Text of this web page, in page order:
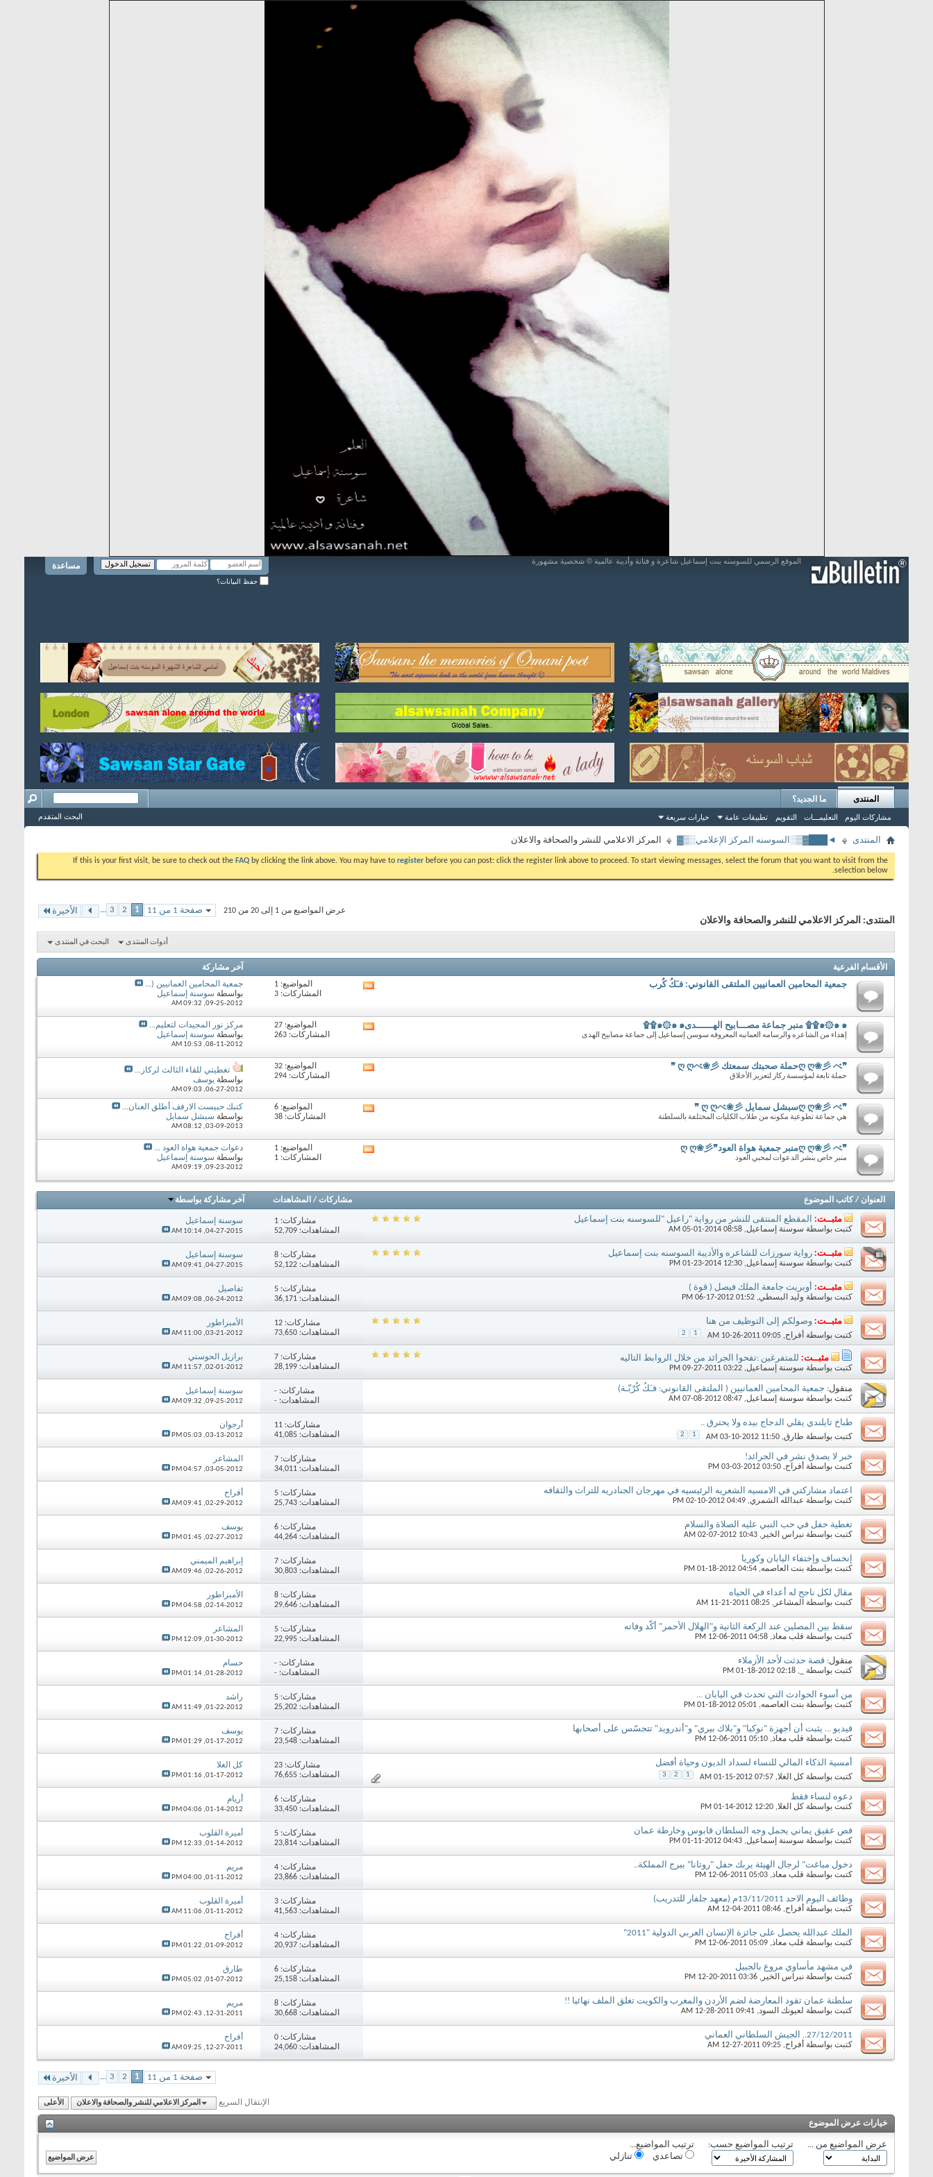
مساعدة
حفظ البيانات؟
الموقع الرسمي للسوسنه بنت إسماعيل شاعرة و فنانة وأديبة عالمية © شخصية مشهورة
المنتدى
مشاركات اليوم التعليمـــات التقويم تطبيقات عامة خيارات سريعة
ما الجديد؟
البحث المتقدم
المنتدى ◄███▓▒░السوسنه المركز الإعلامي░▒▓ المركز الاعلامي للنشر والصحافة والاعلان
If this is your first visit, be sure to check out the FAQ by clicking the link above. You may have to register before you can post: click the register link above to proceed. To start viewing messages, select the forum that you want to visit from the
selection below.
صفحة 1 من 11 1
2
3
... الأخيرة عرض المواضيع من 1 إلى 20 من 210
المنتدى: المركز الاعلامي للنشر والصحافة والاعلان
أدوات المنتدى البحث في المنتدى
الأقسام الفرعية آخر مشاركة
جمعية المحامين العمانيين الملتقى القانوني: فـَكُ كُرب
المنتدى
المواضيع: 1
المشاركات: 3
جمعية المحامين العمانيين (...
بواسطة سوسنة إسماعيل
09-25-2012,
09:32 AM
๑۞๑ ๑۩۩ منبر جماعة مصـــابيح الهــــــدى๑۞๑ ๑۩۩
إهداء من الشاعره والرسامه العمانيه المعروفه سوسن إسماعيل إلى جماعة مصابيح الهدى
المنتدى
المواضيع: 27
المشاركات: 263
مركز نور المجيدات لتعليم...
بواسطة سوسنة إسماعيل
08-11-2012,
10:53 AM
❞ღ ღ❀彡 べحملة صحبتك سمعتك ღ ღべ❀彡 ❞
حملة تابعة لمؤسسة ركاز لتعزيز الأخلاق
المنتدى
المواضيع: 32
المشاركات: 294
تغطيتي للقاء الثالث لركاز...
بواسطة يوسف
06-27-2012,
09:03 AM
❞ღ ღ❀彡 べسبشل سمايل ღ ღべ❀彡 ❞
هي جماعة تطوعية مكونه من طلاب الكليات المختلفة بالسلطنة
المنتدى
المواضيع: 6
المشاركات: 38
كتبك حبيست الارفف أطلق العنان...
بواسطة سبشل سمايل
03-09-2013,
08:12 AM
❞ღ ღ❀彡 べمنبر جمعية هواة العود❞ღ ღ❀彡
منبر خاص بنشر الدعوات لمحبي العود
المنتدى
المواضيع: 1
المشاركات: 1
دعوات جمعية هواة العود ...
بواسطة سوسنة إسماعيل
09-23-2012,
09:19 AM
العنوان / كاتب الموضوع مشاركات / المشاهدات آخر مشاركة بواسطة
مثبــت: المقطع المنتقى للنشر من رواية "راعيل "للسوسنه بنت إسماعيل
كتبت بواسطة سوسنة إسماعيل‏, 05-01-2014 08:58 AM
مشاركات:1
المشاهدات: 52,709
سوسنة إسماعيل
04-27-2015,
10:14 AM
مثبــت: رواية سورزات للشاعره والأديبة السوسنه بنت إسماعيل
كتبت بواسطة سوسنة إسماعيل‏, 01-23-2014 12:30 PM
مشاركات:8
المشاهدات: 52,122
سوسنة إسماعيل
04-27-2015,
09:41 AM
مثبــت: أوبريت جامعة الملك فيصل ( قوة )
كتبت بواسطة وليد البسطي‏, 06-17-2012 01:52 PM
مشاركات:5
المشاهدات: 36,171
تفاصيل
06-24-2012,
09:08 AM
مثبــت: وصولكم إلى التوظيف من هنا
كتبت بواسطة أفراح‏, 10-26-2011 09:05 AM
1
2
مشاركات:12
المشاهدات: 73,650
الأمبراطور
03-21-2012,
11:00 AM
مثبــت: للمتفرغين :تفحوا الجرائد من خلال الروابط التاليه
كتبت بواسطة سوسنة إسماعيل‏, 09-27-2011 03:22 PM
مشاركات:7
المشاهدات: 28,199
برازيل الحوسني
02-01-2012,
11:57 AM
منقول: جمعية المحامين العمانيين ( الملتقى القانوني: فـَكُ كُرْبّـة)
كتبت بواسطة سوسنة إسماعيل‏, 07-08-2012 08:47 AM
مشاركات:-
المشاهدات: -
سوسنة إسماعيل
09-25-2012,
09:32 AM
طباخ تايلندي يقلي الدجاج بيده ولا يحترق ..
كتبت بواسطة طارق‏, 03-10-2012 11:50 AM
1
2
مشاركات:11
المشاهدات: 41,085
أرجوان
03-13-2012,
05:03 PM
خبر لا يصدق نشر في الجرائد!
كتبت بواسطة أفراح‏, 03-03-2012 03:50 PM
مشاركات:7
المشاهدات: 34,011
المشاعر
03-05-2012,
04:57 PM
اعتماد مشاركتي في الامسيه الشعريه الرئيسيه في مهرجان الجنادريه للتراث والثقافه
كتبت بواسطة عبدالله الشمري‏, 02-10-2012 04:49 PM
مشاركات:5
المشاهدات: 25,743
أفراح
02-29-2012,
09:41 AM
تغطية حفل في حب النبي عليه الصلاة والسلام
كتبت بواسطة نبراس الخير ‏, 02-07-2012 10:43 AM
مشاركات:6
المشاهدات: 44,264
يوسف
02-27-2012,
01:45 PM
إنخساف وإختفاء اليابان وكوريا
كتبت بواسطة بنت العاصمه‏, 01-18-2012 04:54 PM
مشاركات:7
المشاهدات: 30,803
إبراهيم الميمني
02-26-2012,
09:46 AM
مقال لكل ناجح له أعداء في الحياه
كتبت بواسطة المشاعر ‏, 11-21-2011 08:25 AM
مشاركات:8
المشاهدات: 29,646
الأمبراطور
02-14-2012,
04:58 PM
سقط بين المصلين عند الركعة الثانية و"الهلال الأحمر" أكّد وفاته
كتبت بواسطة قلب معاذ‏, 12-06-2011 04:58 PM
مشاركات:5
المشاهدات: 22,995
المشاعر
01-30-2012,
12:09 PM
منقول: قصة حدثت لأحد الأزملاء
كتبت بواسطة ‏, 01-18-2012 02:18 PM
مشاركات:-
المشاهدات: -
حسام
01-28-2012,
01:14 PM
من أسوء الحوادث التي تحدث في اليابان ...
كتبت بواسطة بنت العاصمه‏, 01-18-2012 05:01 PM
مشاركات:5
المشاهدات: 25,202
راشد
01-22-2012,
11:49 AM
فيديو ... يثبت أن أجهزة "نوكيا" و"بلاك بيري" و"أندرويد" تتجسّس على أصحابها
كتبت بواسطة قلب معاذ‏, 12-06-2011 05:10 PM
مشاركات:7
المشاهدات: 23,548
يوسف
01-17-2012,
01:29 PM
أمسية الذكاء المالي للنساء لسداد الديون وحياة أفضل
كتبت بواسطة كل الغلا‏, 01-15-2012 07:57 AM
1
2
3
مشاركات:23
المشاهدات: 76,655
كل الغلا
01-17-2012,
01:16 PM
دعوه لنساء فقط
كتبت بواسطة كل الغلا‏, 01-14-2012 12:20 PM
مشاركات:6
المشاهدات: 33,450
أريام
01-14-2012,
04:06 PM
فص عقيق يماني يحمل وجه السلطان قابوس وخارطة عمان
كتبت بواسطة سوسنة إسماعيل‏, 01-11-2012 04:43 PM
مشاركات:5
المشاهدات: 23,814
أميرة القلوب
01-14-2012,
12:33 PM
دخول مباغت" لرجال الهيئة يربك حفل "روتانا" ببرج المملكة..
كتبت بواسطة قلب معاذ‏, 12-06-2011 05:03 PM
مشاركات:4
المشاهدات: 23,866
مريم
01-11-2012,
04:00 PM
وظائف اليوم الاحد 13/11/2011م (معهد جلفار للتدريب)
كتبت بواسطة أفراح‏, 12-04-2011 08:46 AM
مشاركات:3
المشاهدات: 41,563
أميرة القلوب
01-11-2012,
11:06 AM
الملك عبدالله يحصل على جائزة الإنسان العربي الدولية "2011"
كتبت بواسطة قلب معاذ‏, 12-06-2011 05:09 PM
مشاركات:4
المشاهدات: 20,937
أفراح
01-09-2012,
01:22 PM
في مشهد مأساوي مروع بالجبيل
كتبت بواسطة نبراس الخير ‏, 12-20-2011 03:36 PM
مشاركات:6
المشاهدات: 25,158
طارق
01-07-2012,
05:02 PM
سلطنة عمان تقود المعارضة لضم الأردن والمغرب والكويت تغلق الملف نهائيا !!
كتبت بواسطة لعيونك السود‏, 12-28-2011 09:41 AM
مشاركات:8
المشاهدات: 30,668
مريم
12-31-2011,
02:43 PM
27/12/2011.. الجيش السلطاني العماني
كتبت بواسطة أفراح‏, 12-27-2011 09:25 AM
مشاركات:0
المشاهدات: 24,060
أفراح
12-27-2011,
09:25 AM
صفحة 1 من 11 1
2
3
... الأخيرة
الإنتقال السريع المركز الاعلامي للنشر والصحافة والاعلان الأعلى
خيارات عرض الموضوع
عرض المواضيع من ... ترتيب المواضيع حسب:
ترتيب المواضيع...
تصاعدي
تنازلي